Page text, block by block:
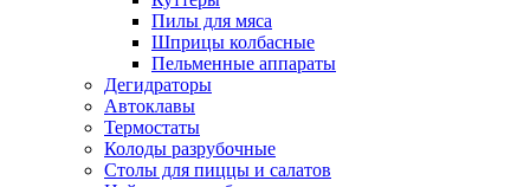
Пилы для мяса
Шприцы колбасные
Пельменные аппараты
Дегидраторы
Автоклавы
Термостаты
Колоды разрубочные
Столы для пиццы и салатов